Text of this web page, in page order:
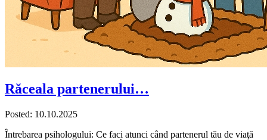
Răceala partenerului…
Posted: 10.10.2025
Întrebarea psihologului: Ce faci atunci când partenerul tău de viaţă